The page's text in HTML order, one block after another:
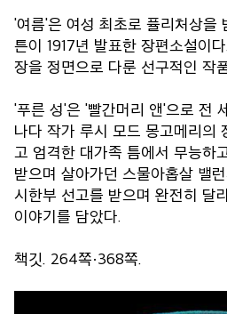
'여름'은 여성 최초로 퓰리처상을
튼이 1917년 발표한 장편소설이
장을 정면으로 다룬 선구적인 작
'푸른 성'은 '빨간머리 앤'으로 전
나다 작가 루시 모드 몽고메리의
고 엄격한 대가족 틈에서 무능하
받으며 살아가던 스물아홉살 밸
시한부 선고를 받으며 완전히 달
이야기를 담았다.
책깃. 264쪽·368쪽.